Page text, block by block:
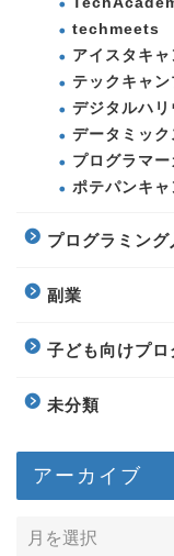
techmeets
アイスタキャ
テックキャン
デジタルハ
データミック
プログラマ
ポテパンキャ
プログラミング
副業
子ども向けプ
未分類
アーカイブ